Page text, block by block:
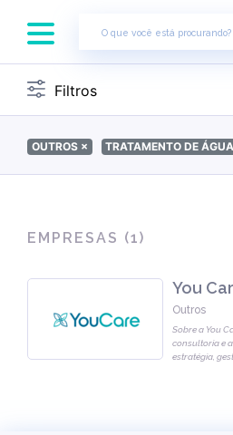
Filtros
OUTROS× TRATAMENTO DE ÁGUA
EMPRESAS (1)
You
Outros
Sobre a You
consultoria e
estratégia,